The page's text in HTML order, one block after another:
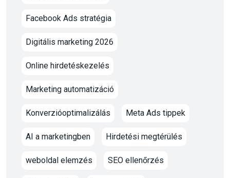
Facebook Ads stratégia
Digitális marketing 2026
Online hirdetéskezelés
Marketing automatizáció
Konverzióoptimalizálás Meta Ads tippek
AI a marketingben Hirdetési megtérülés
weboldal elemzés SEO ellenőrzés